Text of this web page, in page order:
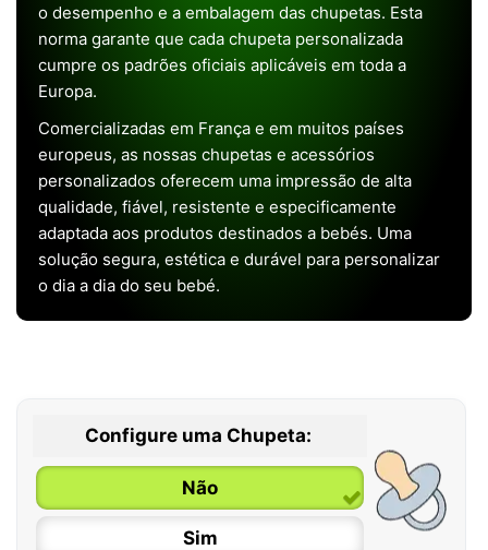
o desempenho e a embalagem das chupetas. Esta
norma garante que cada chupeta personalizada
cumpre os padrões oficiais aplicáveis em toda a
Europa.
Comercializadas em França e em muitos países
europeus, as nossas chupetas e acessórios
personalizados oferecem uma impressão de alta
qualidade, fiável, resistente e especificamente
adaptada aos produtos destinados a bebés. Uma
solução segura, estética e durável para personalizar
o dia a dia do seu bebé.
Configure uma Chupeta:
Não
Sim